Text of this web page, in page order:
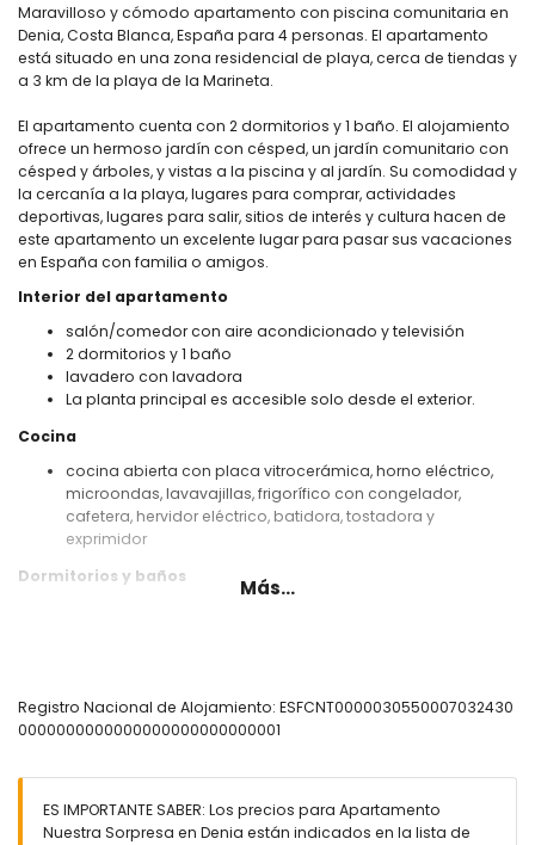
Maravilloso y cómodo apartamento con piscina comunitaria en
Denia, Costa Blanca, España para 4 personas. El apartamento
está situado en una zona residencial de playa, cerca de tiendas y
a 3 km de la playa de la Marineta.
El apartamento cuenta con 2 dormitorios y 1 baño. El alojamiento
ofrece un hermoso jardín con césped, un jardín comunitario con
césped y árboles, y vistas a la piscina y al jardín. Su comodidad y
la cercanía a la playa, lugares para comprar, actividades
deportivas, lugares para salir, sitios de interés y cultura hacen de
este apartamento un excelente lugar para pasar sus vacaciones
en España con familia o amigos.
Interior del apartamento
salón/comedor con aire acondicionado y televisión
2 dormitorios y 1 baño
lavadero con lavadora
La planta principal es accesible solo desde el exterior.
Cocina
cocina abierta con placa vitrocerámica, horno eléctrico,
microondas, lavavajillas, frigorífico con congelador,
cafetera, hervidor eléctrico, batidora, tostadora y
exprimidor
Dormitorios y baños
baño con lavabo individual, ducha y aseo
Exterior del apartamento
parcela grande y cerrada
piscina infantil
Más...
Registro Nacional de Alojamiento: ESFCNT0000030550007032430
0000000000000000000000000001
ES IMPORTANTE SABER: Los precios para Apartamento
Nuestra Sorpresa en Denia están indicados en la lista de